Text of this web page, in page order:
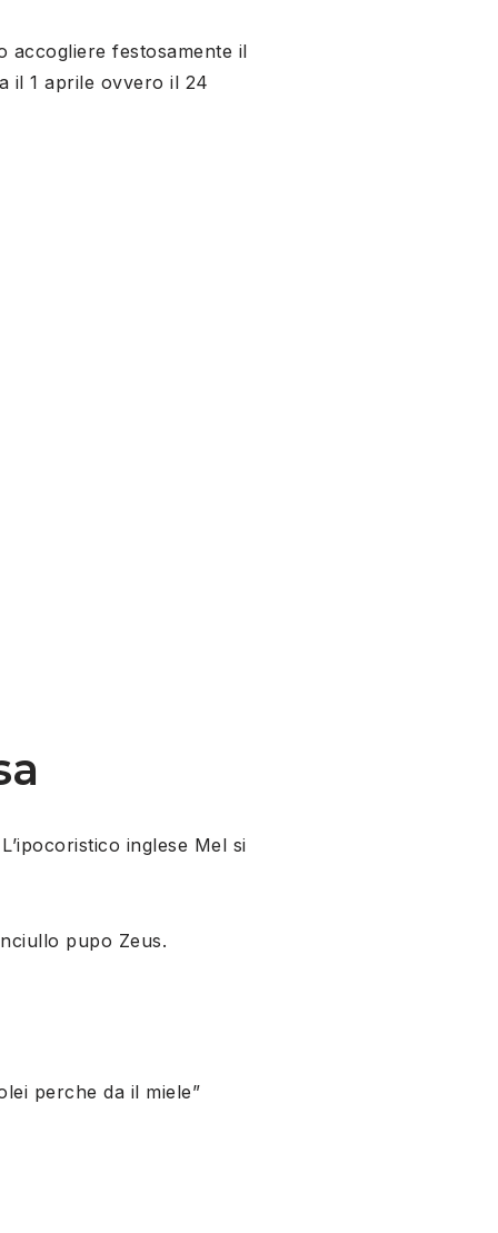
accogliere festosamente il
il 1 aprile ovvero il 24
inglese Mel si
pupo Zeus.
perche da il miele”